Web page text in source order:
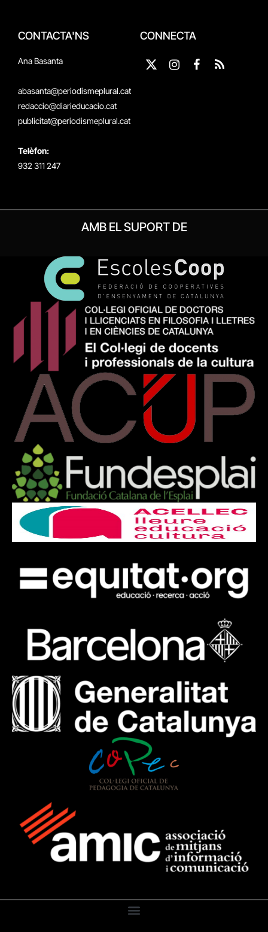
CONTACTA'NS
Ana Basanta
abasanta@periodismeplural.cat
redaccio@diarieducacio.cat
publicitat@periodismeplural.cat
Telèfon:
932 311 247
CONNECTA
X
Instagram
Facebook
RSS
AMB EL SUPORT DE